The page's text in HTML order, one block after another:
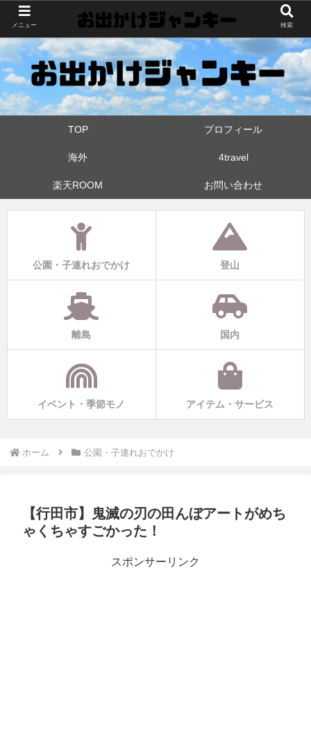
世界中・日本中を旅したおでかけ狂なパパが埼玉県と近県の公園やお出かけス
ポットを攻めています！たまに登山も
TOP プロフィール
海外 4travel
楽天ROOM お問い合わせ
公園・子連れおでかけ 登山
離島 国内
イベント・季節モノ アイテム・サービス
ホーム 公園・子連れおでかけ
【行田市】鬼滅の刃の田んぼアートがめち
ゃくちゃすごかった！
スポンサーリンク
メニュー 検索